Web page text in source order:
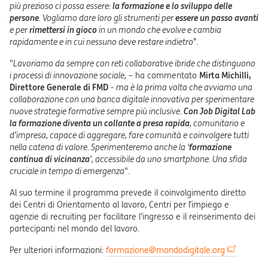
più prezioso ci possa essere:la formazione e lo sviluppo delle
persone. Vogliamo dare loro gli strumenti peressere un passo avanti
e perrimettersi in giocoin un mondo che evolve e cambia
rapidamente e in cui nessuno deve restare indietro”.
"Lavoriamo da sempre con reti collaborative ibride che distinguono
i processi di innovazione sociale, – ha commentato Mirta Michilli,
Direttore Generale di FMD - ma è la prima volta che avviamo una
collaborazione con una banca digitale innovativa per sperimentare
nuove strategie formative sempre più inclusive. Con Job Digital Lab
la formazione diventa un collante a presa rapida, comunitario e
d’impresa, capace di aggregare, fare comunità e coinvolgere tutti
nella catena di valore. Sperimenteremo anche la 'formazione
continua di vicinanza', accessibile da uno smartphone. Una sfida
cruciale in tempo di emergenza".
Al suo termine il programma prevede il coinvolgimento diretto
dei Centri di Orientamento al lavoro, Centri per l’impiego e
agenzie di recruiting per facilitare l'ingresso e il reinserimento dei
partecipanti nel mondo del lavoro.
Per ulteriori informazioni: formazione@mondodigitale.org